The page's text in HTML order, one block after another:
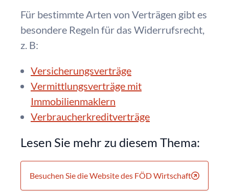
Für bestimmte Arten von Verträgen gibt es
besondere Regeln für das Widerrufsrecht,
z. B:
Versicherungsverträge
Vermittlungsverträge mit
Immobilienmaklern
Verbraucherkreditverträge
Lesen Sie mehr zu diesem Thema:
Besuchen Sie die Website des FÖD Wirtschaft